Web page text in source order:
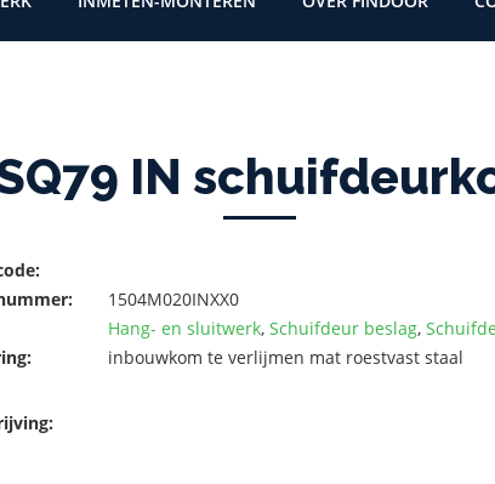
IN
1504M020INXX0
Hang- en sluitwerk, Schuifdeur beslag,
inbouwkom te verlijmen mat roestvast staal